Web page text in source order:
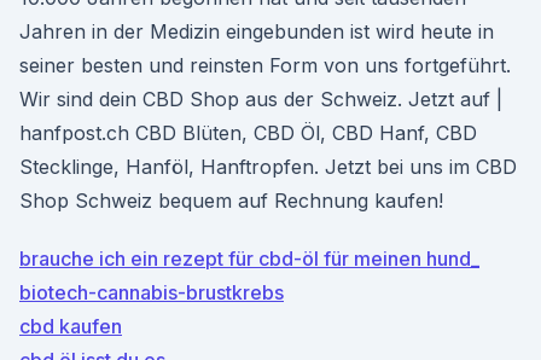
Jahren in der Medizin eingebunden ist wird heute in
seiner besten und reinsten Form von uns fortgeführt.
Wir sind dein CBD Shop aus der Schweiz. Jetzt auf |
hanfpost.ch CBD Blüten, CBD Öl, CBD Hanf, CBD
Stecklinge, Hanföl, Hanftropfen. Jetzt bei uns im CBD
Shop Schweiz bequem auf Rechnung kaufen!
brauche ich ein rezept für cbd-öl für meinen hund_
biotech-cannabis-brustkrebs
cbd kaufen